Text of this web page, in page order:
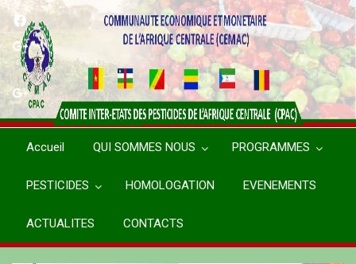
Aller
contenu
principal
Accueil QUI SOMMES NOUS PROGRAMMES
PESTICIDES HOMOLOGATION EVENEMENTS
ACTUALITES CONTACTS